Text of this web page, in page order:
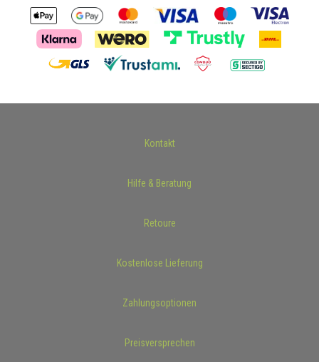
Kontakt
Hilfe & Beratung
Retoure
Kostenlose Lieferung
Zahlungsoptionen
Preisversprechen